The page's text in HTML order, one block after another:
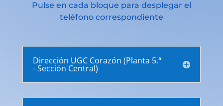
Pulse en cada bloque para desplegar el
teléfono correspondiente
Dirección UGC Corazón (Planta 5.ª
- Sección Central)